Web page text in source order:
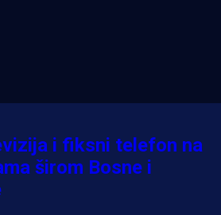
i fiksni telefon na
širom Bosne i